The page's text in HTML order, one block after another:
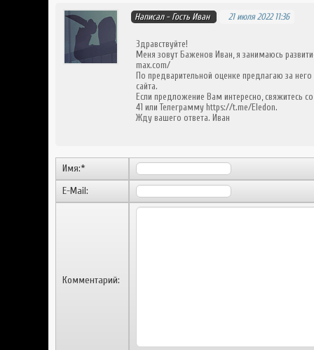
Написал - Гость Иван 21 июля 2022 11:36
Здравствуйте!
Меня зовут Баженов Иван, я занимаюсь
max.com/
По предварительной оценке предлагаю за него
сайта.
Если предложение Вам интересно, свяжитесь
41 или Телеграмму https://t.me/Eledon.
Жду вашего ответа. Иван
Имя:*
E-Mail:
Комментарий: